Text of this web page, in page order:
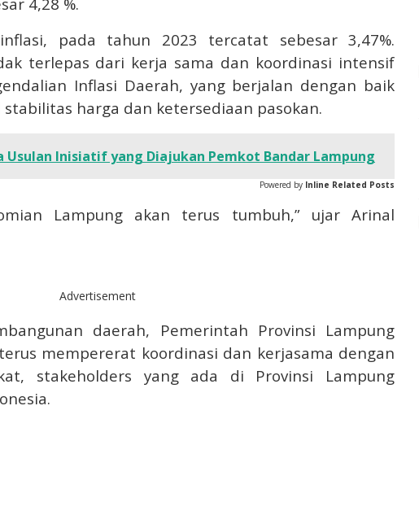
pada tahun 2023 tercatat sebesar 3,47%.
terlepas dari kerja sama dan koordinasi intensif
Inflasi Daerah, yang berjalan dengan baik
harga dan ketersediaan pasokan.
Usulan Inisiatif yang Diajukan Pemkot Bandar Lampung
Powered by Inline Related Posts
Lampung akan terus tumbuh,” ujar Arinal
Advertisement
daerah, Pemerintah Provinsi Lampung
mempererat koordinasi dan kerjasama dengan
stakeholders yang ada di Provinsi Lampung